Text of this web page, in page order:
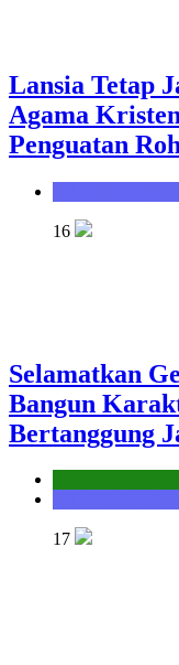
Lansia Tetap
Agama
Penguatan
16
Selamatkan
Bangun
Bertanggung
17